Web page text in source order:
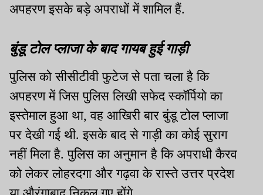
अपहरण इसके बड़े अपराधों में शामिल हैं.
बुंडू टोल प्लाजा के बाद गायब हुई गाड़ी
पुलिस को सीसीटीवी फुटेज से पता चला है कि
अपहरण में जिस पुलिस लिखी सफेद स्कॉर्पियो का
इस्तेमाल हुआ था, वह आखिरी बार बुंडू टोल प्लाजा
पर देखी गई थी. इसके बाद से गाड़ी का कोई सुराग
नहीं मिला है. पुलिस का अनुमान है कि अपराधी कैरव
को लेकर लोहरदगा और गढ़वा के रास्ते उत्तर प्रदेश